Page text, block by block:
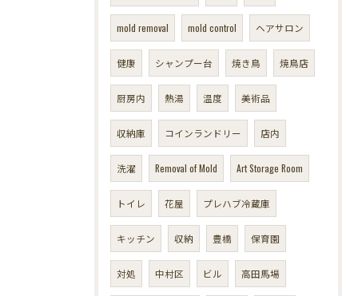
mold removal mold control ヘアサロン
健康 シャンプー台 焼き鳥 焼鳥店
厨房内 熱湯 温度 美術品
収納庫 コインランドリー 店内
洗濯 Removal of Mold Art Storage Room
トイレ 花屋 プレハブ冷蔵庫
キッチン 収納 豊橋 保育園
対処 中村区 ビル 高田馬場